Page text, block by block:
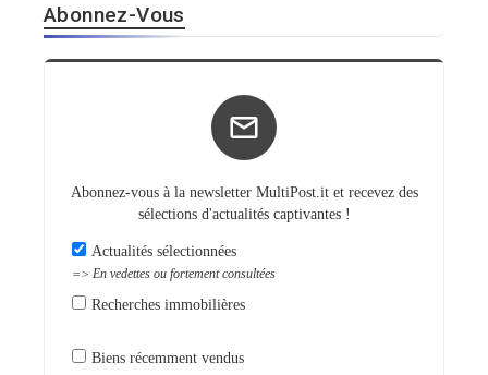
Abonnez-Vous
Abonnez-vous à la newsletter MultiPost.it et recevez des
sélections d'actualités captivantes !
Actualités sélectionnées
=> En vedettes ou fortement consultées
Recherches immobilières
Biens récemment vendus